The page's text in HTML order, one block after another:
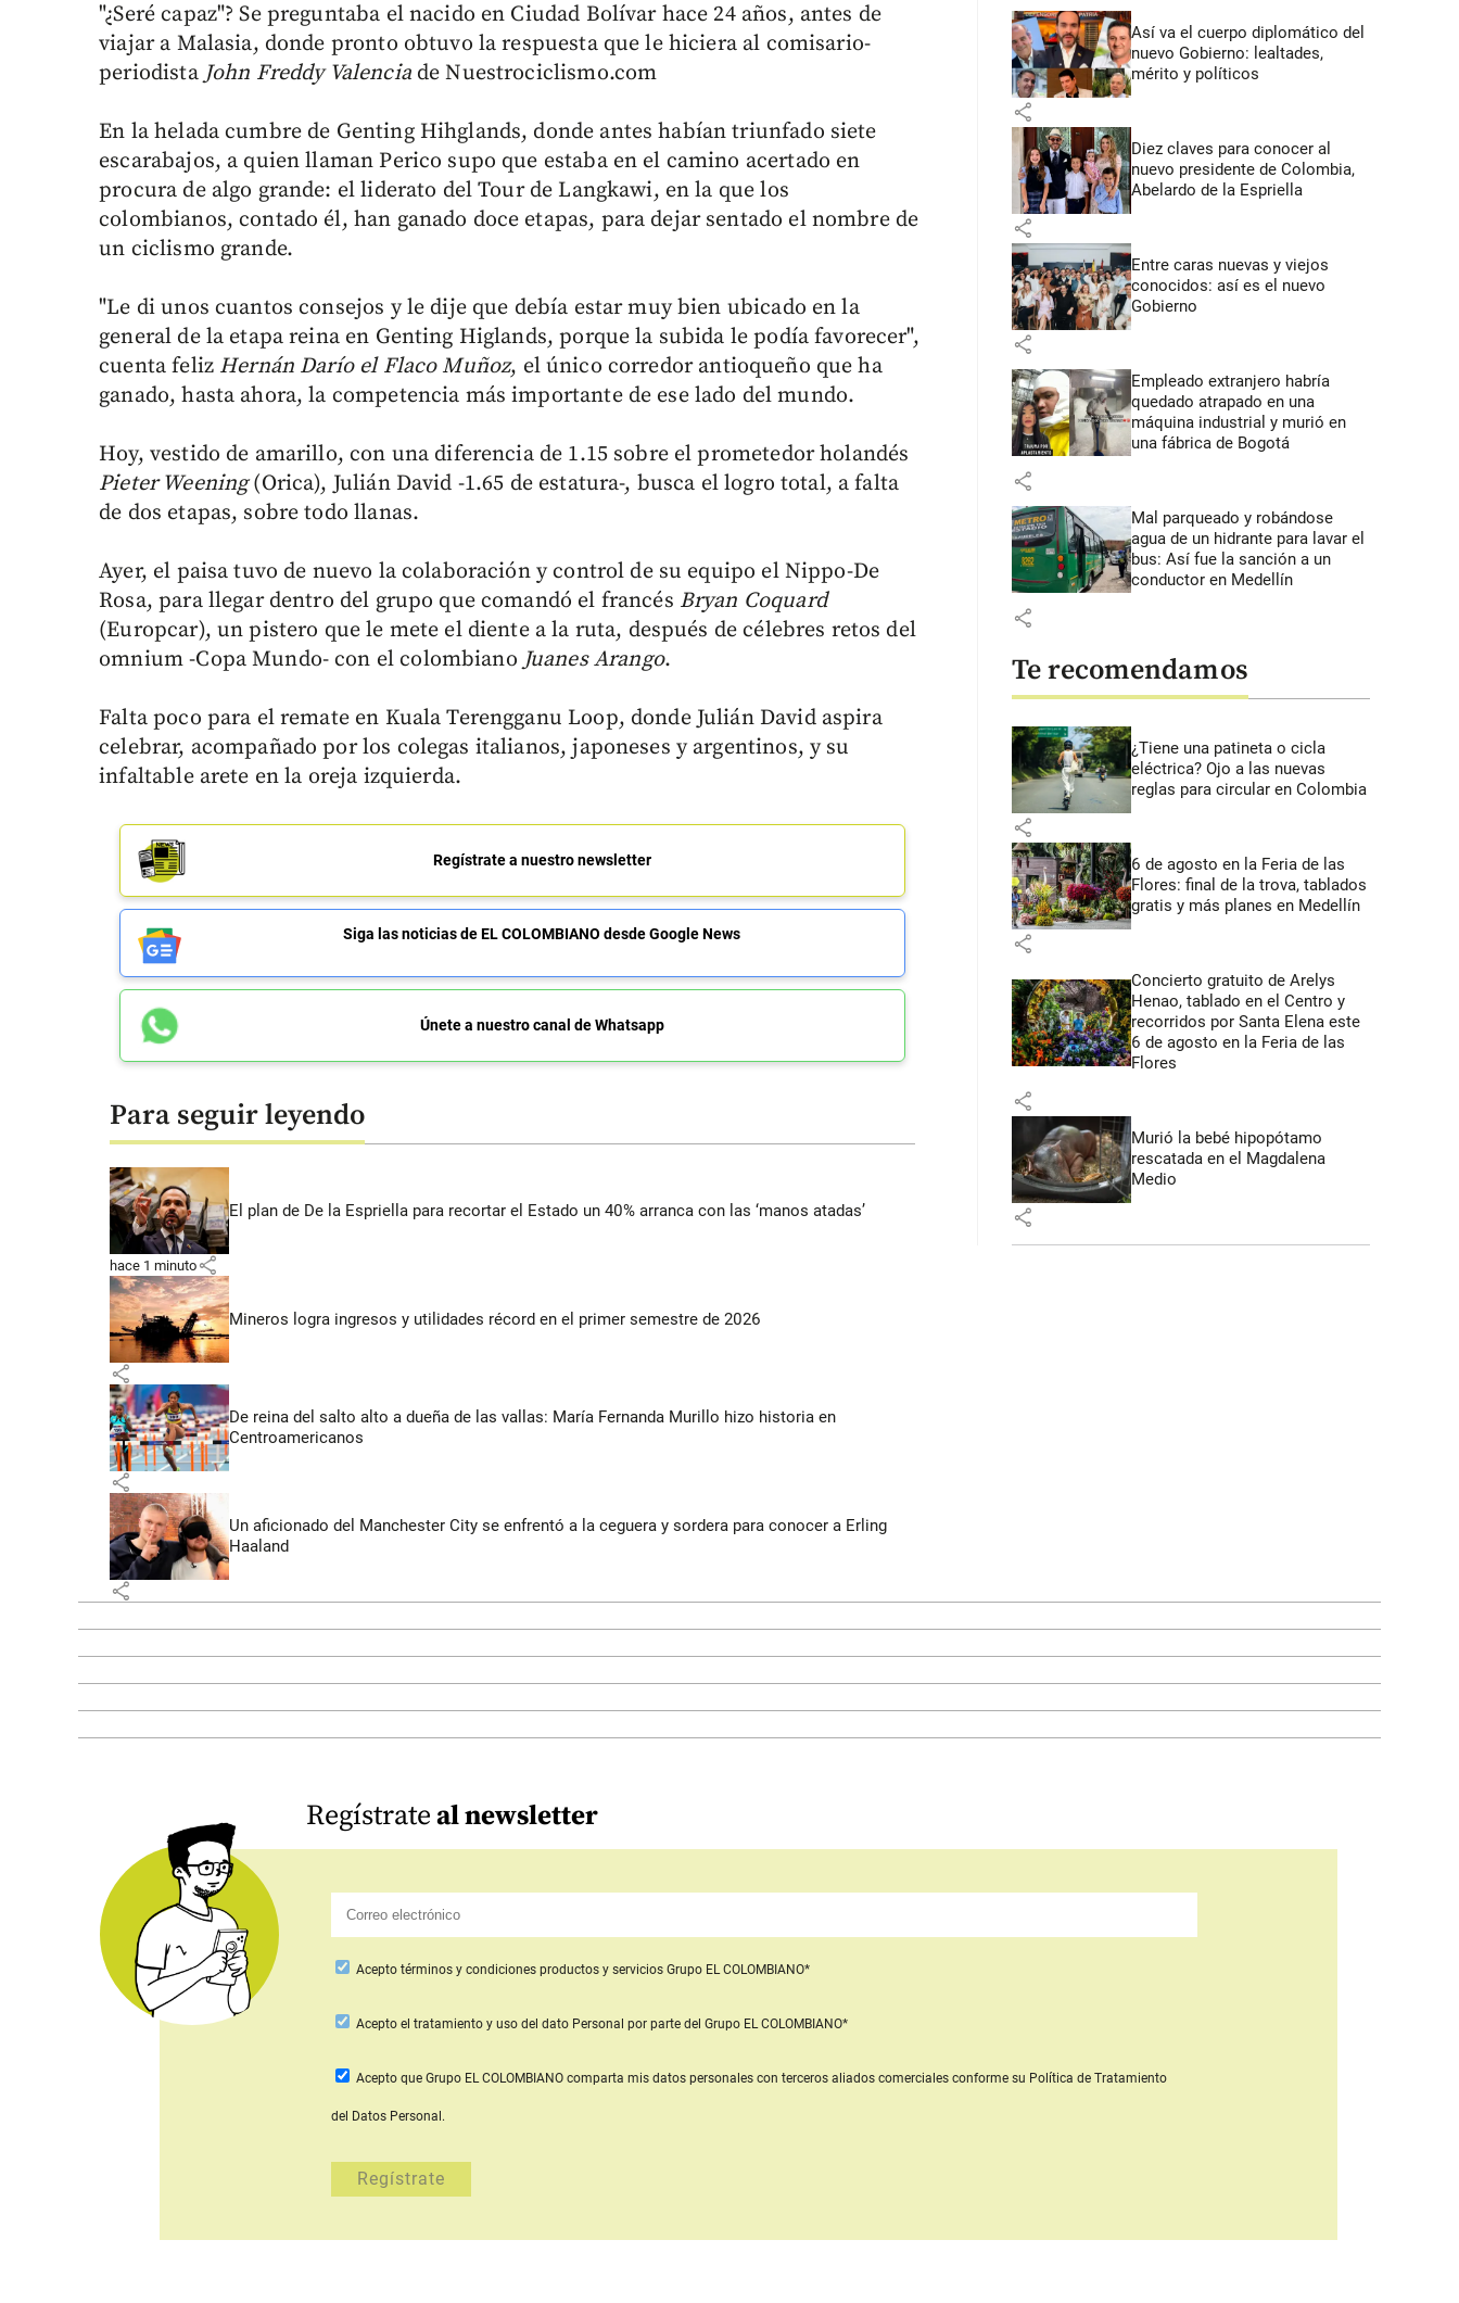
"¿Seré capaz"? Se preguntaba el nacido en Ciudad Bolívar hace 24 años, antes de
viajar a Malasia, donde pronto obtuvo la respuesta que le hiciera al comisario-
periodistaJohn Freddy Valenciade Nuestrociclismo.com
En la helada cumbre de Genting Hihglands, donde antes habían triunfado siete
escarabajos, a quien llaman Perico supo que estaba en el camino acertado en
procura de algo grande: el liderato del Tour de Langkawi, en la que los
colombianos, contado él, han ganado doce etapas, para dejar sentado el nombre de
un ciclismo grande.
"Le di unos cuantos consejos y le dije que debía estar muy bien ubicado en la
general de la etapa reina en Genting Higlands, porque la subida le podía favorecer",
cuenta feliz Hernán Darío el Flaco Muñoz, el único corredor antioqueño que ha
ganado, hasta ahora, la competencia más importante de ese lado del mundo.
Hoy, vestido de amarillo, con una diferencia de 1.15 sobre el prometedor holandés
Pieter Weening(Orica), Julián David -1.65 de estatura-, busca el logro total, a falta
de dos etapas, sobre todo llanas.
Ayer, el paisa tuvo de nuevo la colaboración y control de su equipo el Nippo-De
Rosa, para llegar dentro del grupo que comandó el francés Bryan Coquard
(Europcar), un pistero que le mete el diente a la ruta, después de célebres retos del
omnium -Copa Mundo- con el colombianoJuanes Arango.
Falta poco para el remate en Kuala Terengganu Loop, donde Julián David aspira
celebrar, acompañado por los colegas italianos, japoneses y argentinos, y su
infaltable arete en la oreja izquierda.
Regístrate a nuestro newsletter
Siga las noticias de EL COLOMBIANO desde Google News
Únete a nuestro canal de Whatsapp
Para seguir leyendo
El plan de De la Espriella para recortar el Estado un 40% arranca con las ‘manos atadas’
hace 1 minuto share
Mineros logra ingresos y utilidades récord en el primer semestre de 2026
share
De reina del salto alto a dueña de las vallas: María Fernanda Murillo hizo historia en
Centroamericanos
share
Un aficionado del Manchester City se enfrentó a la ceguera y sordera para conocer a Erling
Haaland
share
Así va el cuerpo diplomático del
nuevo Gobierno: lealtades,
mérito y políticos
share
Diez claves para conocer al
nuevo presidente de Colombia,
Abelardo de la Espriella
share
Entre caras nuevas y viejos
conocidos: así es el nuevo
Gobierno
share
Empleado extranjero habría
quedado atrapado en una
máquina industrial y murió en
una fábrica de Bogotá
share
Mal parqueado y robándose
agua de un hidrante para lavar el
bus: Así fue la sanción a un
conductor en Medellín
share
Te recomendamos
¿Tiene una patineta o cicla
eléctrica? Ojo a las nuevas
reglas para circular en Colombia
share
6 de agosto en la Feria de las
Flores: final de la trova, tablados
gratis y más planes en Medellín
share
Concierto gratuito de Arelys
Henao, tablado en el Centro y
recorridos por Santa Elena este
6 de agosto en la Feria de las
Flores
share
Murió la bebé hipopótamo
rescatada en el Magdalena
Medio
share
Regístrateal newsletter
Acepto términos y condiciones productos y servicios Grupo EL COLOMBIANO*
Aceptoel tratamiento y uso del dato Personal por parte del Grupo EL COLOMBIANO*
Acepto que Grupo EL COLOMBIANO comparta mis datos personales con terceros aliados comercialesconforme su Política de Tratamiento
del Datos Personal.